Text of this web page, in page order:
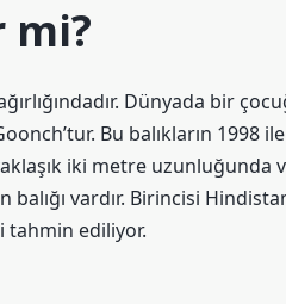
mi?
Dünyada bir
Bu balıkların 1998
iki metre uzunluğunda
vardır. Birincisi
tahmin ediliyor.